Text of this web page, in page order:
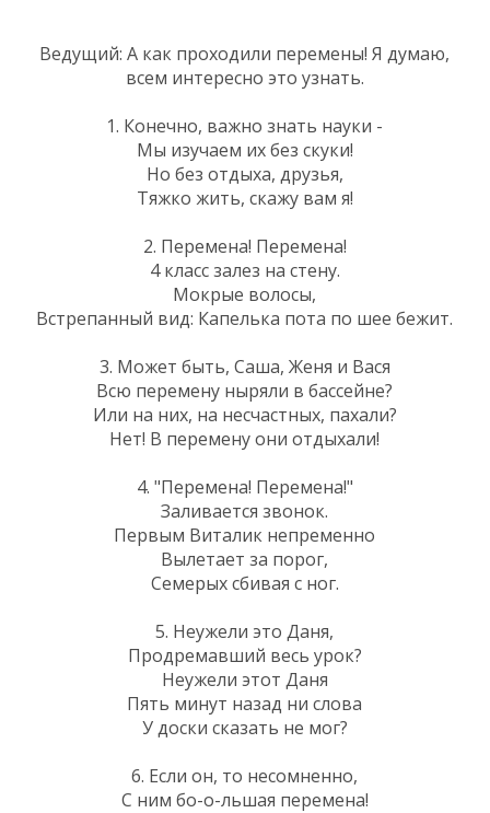
Ведущий: А как проходили перемены! Я думаю,
всем интересно это узнать.
1. Конечно, важно знать науки -
Мы изучаем их без скуки!
Но без отдыха, друзья,
Тяжко жить, скажу вам я!
2. Перемена! Перемена!
4 класс залез на стену.
Мокрые волосы,
Встрепанный вид: Капелька пота по шее бежит.
3. Может быть, Саша, Женя и Вася
Всю перемену ныряли в бассейне?
Или на них, на несчастных, пахали?
Нет! В перемену они отдыхали!
4. "Перемена! Перемена!"
Заливается звонок.
Первым Виталик непременно
Вылетает за порог,
Семерых сбивая с ног.
5. Неужели это Даня,
Продремавший весь урок?
Неужели этот Даня
Пять минут назад ни слова
У доски сказать не мог?
6. Если он, то несомненно,
С ним бо-о-льшая перемена!